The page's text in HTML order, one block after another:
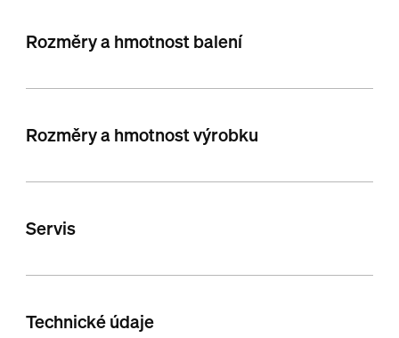
Rozměry a hmotnost balení
Rozměry a hmotnost výrobku
Servis
Technické údaje